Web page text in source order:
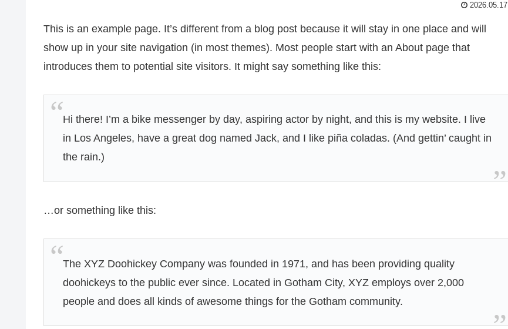
2026.05.17
This is an example page. It’s different from a blog post because it will stay in one place and will
show up in your site navigation (in most themes). Most people start with an About page that
introduces them to potential site visitors. It might say something like this:
Hi there! I’m a bike messenger by day, aspiring actor by night, and this is my website. I live
in Los Angeles, have a great dog named Jack, and I like piña coladas. (And gettin’ caught in
the rain.)
…or something like this:
The XYZ Doohickey Company was founded in 1971, and has been providing quality
doohickeys to the public ever since. Located in Gotham City, XYZ employs over 2,000
people and does all kinds of awesome things for the Gotham community.